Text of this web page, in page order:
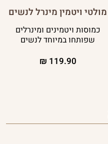
מולטי ויטמין מינרל לנשים
כמוסות ויטמינים ומינרלים
שפותחו במיוחד לנשים
119.90
₪